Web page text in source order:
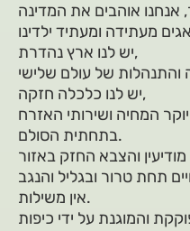
יש לנו ארץ נהדרת,
יש לנו כלכלה חזקה,
המחיה ושירותי האזרח
בתחתית הסולם.
מודיעין והצבא החזק באזור
תחת טרור ובגליל והנגב
אין משילות.
והמוגנת על ידי כיפות